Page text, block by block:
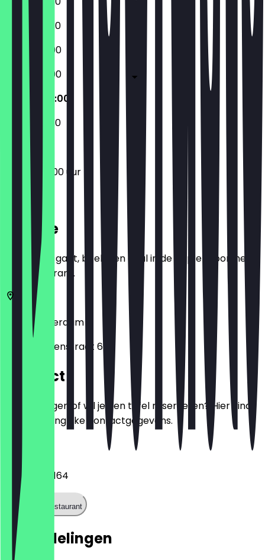
09:00 - 21:30
09:00 - 21:00
09:00 - 21:00
09:00 - 22:00
09:00 - 21:30
09:00 - 22:00 uur
Locatie
Voordat je gaat, boek een deal in de app en toon het in
het restaurant.
Amsterdam
Jan Evertsenstraat 69H
Contact
Heb je vragen of wil je een tafel reserveren? Hier vind
je alle belangrijke contactgegevens.
Telefoon
+31203543164
Bel het restaurant
Beoordelingen